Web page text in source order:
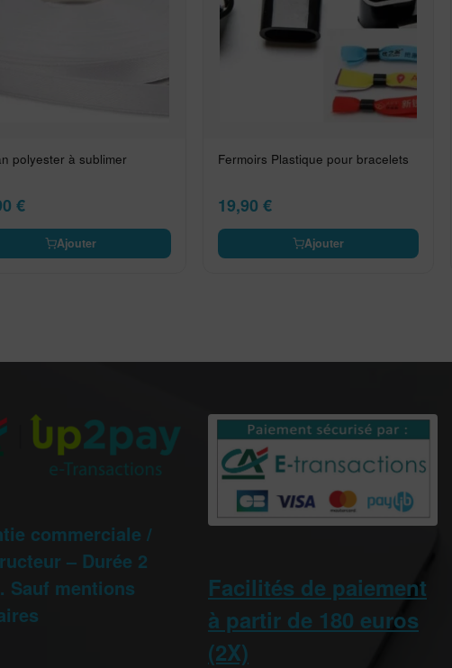
polyester à sublimer
€
Ajouter
Fermoirs Plastique pour bracelets
19,90 €
Ajouter
commerciale /
– Durée 2
Sauf mentions
Facilités de paiement
à partir de 180 euros
(2X)